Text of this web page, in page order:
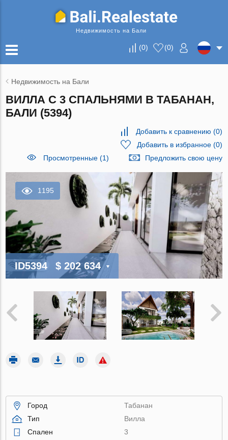
Недвижимость на Бали
(0) (0)
Недвижимость на Бали
ВИЛЛА С 3 СПАЛЬНЯМИ В ТАБАНАН,
БАЛИ (5394)
Добавить к сравнению (0)
Добавить в избранное(0)
Просмотренные (1)
Предложить свою цену
1195
ID5394 $ 202 634
Город
Табанан
Тип
Вилла
Спален
3